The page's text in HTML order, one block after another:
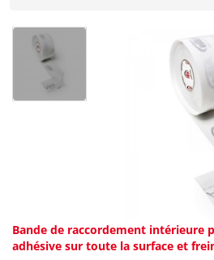
Bande de raccordement intérieure
adhésive sur toute la surface et